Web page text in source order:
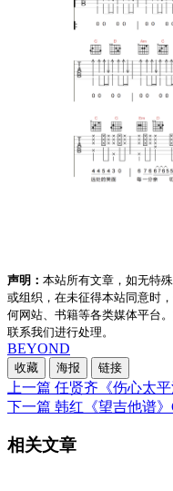
声明： 本站所有文章，如无特
或组织，在未征得本站同意时
何网站、书籍等各类媒体平台
联系我们进行处理。
BEYOND
收藏 海报 链接
上一篇 任贤齐《伤心太
下一篇 韩红《望吉他谱
相关文章